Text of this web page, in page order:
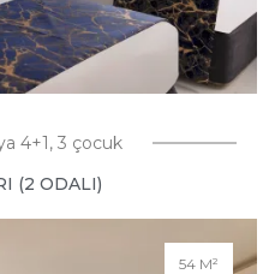
4+1, 3 çocuk
(2 ODALI)
54 M²